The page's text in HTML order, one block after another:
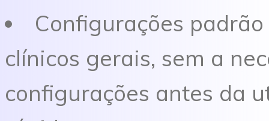
Configurações
clínicos gerais, sem a
configurações antes da